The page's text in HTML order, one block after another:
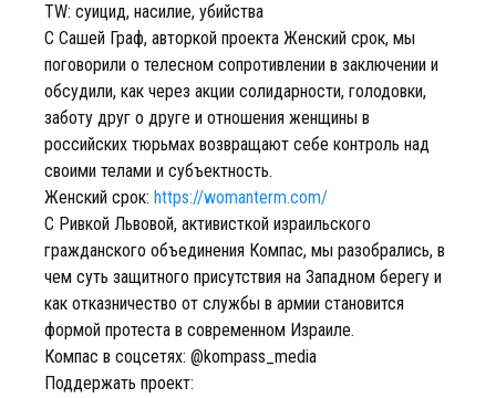
TW: суицид, насилие, убийства
С Сашей Граф, авторкой проекта Женский срок, мы
поговорили о телесном сопротивлении в заключении и
обсудили, как через акции солидарности, голодовки,
заботу друг о друге и отношения женщины в
российских тюрьмах возвращают себе контроль над
своими телами и субъектность.
Женский срок: https://womanterm.com/
С Ривкой Львовой, активисткой израильского
гражданского объединения Компас, мы разобрались, в
чем суть защитного присутствия на Западном берегу и
как отказничество от службы в армии становится
формой протеста в современном Израиле.
Компас в соцсетях: @kompass_media
Поддержать проект: